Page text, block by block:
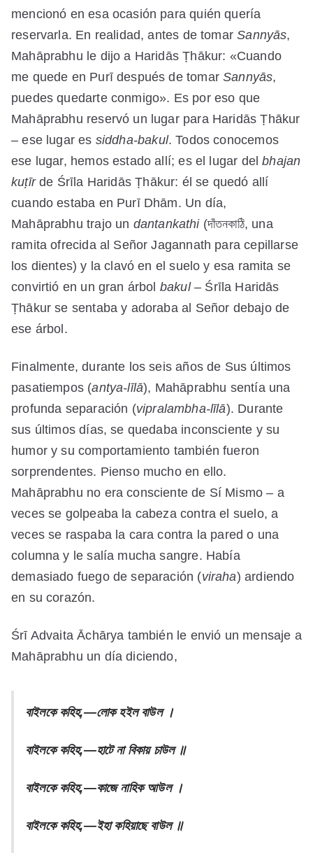
mencionó en esa ocasión para quién quería
reservarla. En realidad, antes de tomarSannyās,
Mahāprabhu le dijo a Haridās Ṭhākur: «Cuando
me quede en Purī después de tomarSannyās,
puedes quedarte conmigo». Es por eso que
Mahāprabhu reservó un lugar para Haridās Ṭhākur
– ese lugar es siddha-bakul. Todos conocemos
ese lugar, hemos estado allí; es el lugar delbhajan
kuṭīrde Śrīla Haridās Ṭhākur: él se quedó allí
cuando estaba en Purī Dhām. Un día,
Mahāprabhu trajo un dantankathi(দাঁতনকাঠি, una
ramita ofrecida al Señor Jagannath para cepillarse
los dientes) y la clavó en el suelo y esa ramita se
convirtió en un gran árbol bakul– Śrīla Haridās
Ṭhākur se sentaba y adoraba al Señor debajo de
ese árbol.
Finalmente, durante los seis años de Sus últimos
pasatiempos (antya-līlā), Mahāprabhu sentía una
profunda separación (vipralambha-līlā). Durante
sus últimos días, se quedaba inconsciente y su
humor y su comportamiento también fueron
sorprendentes. Pienso mucho en ello.
Mahāprabhu no era consciente de Sí Mismo – a
veces se golpeaba la cabeza contra el suelo, a
veces se raspaba la cara contra la pared o una
columna y le salía mucha sangre. Había
demasiado fuego de separación (viraha) ardiendo
en su corazón.
Śrī Advaita Āchārya también le envió un mensaje a
Mahāprabhu un día diciendo,
বাইলকে কহিহ,—লোক হইল বাউল ।
বাইলকে কহিহ,—হাটে না বিকায় চাউল ॥
বাইলকে কহিহ,—কাজে নাহিক আউল ।
বাইলকে কহিহ,—ইহা কহিয়াছে বাউল ॥